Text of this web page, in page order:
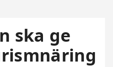
ska ge